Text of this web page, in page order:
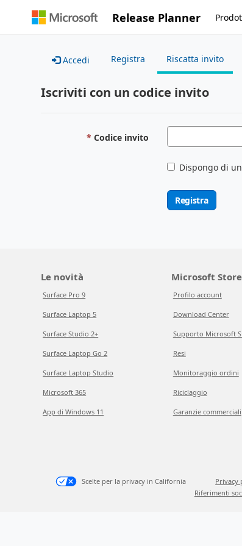
Release Planner
Accedi Registra Riscatta invito
Iscriviti con un codice invito
Codice invito
Dispongo di
Registra
Le novità
Surface Pro 9
Surface Laptop 5
Surface Studio 2+
Surface Laptop Go 2
Surface Laptop Studio
Microsoft 365
App di Windows 11
Microsoft Store
Profilo account
Download Center
Supporto Microsoft
Resi
Monitoraggio ordini
Riciclaggio
Garanzie commerciali
Scelte per la privacy in California
Privacy
Riferimenti